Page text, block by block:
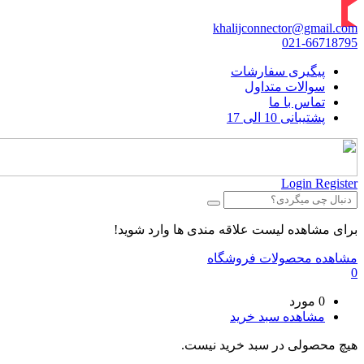
khalijconnector@gmail.com
021-66718795
پیگیری سفارشات
سوالات متداول
تماس با ما
پشتیبانی 10 الی 17
Login Register
برای مشاهده لیست علاقه مندی ها وارد شوید!
مشاهده محصولات فروشگاه
0
0 مورد
مشاهده سبد خرید
هیچ محصولی در سبد خرید نیست.